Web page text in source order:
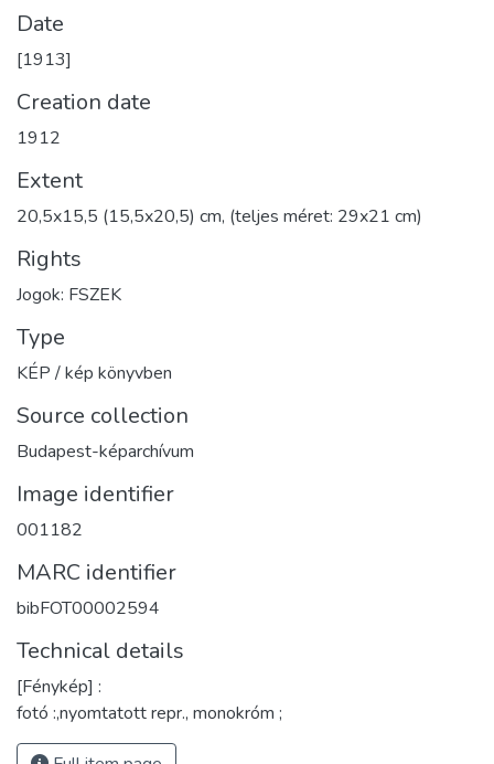
Date
[1913]
Creation date
1912
Extent
20,5x15,5 (15,5x20,5) cm, (teljes méret: 29x21 cm)
Rights
Jogok: FSZEK
Type
KÉP / kép könyvben
Source collection
Budapest-képarchívum
Image identifier
001182
MARC identifier
bibFOT00002594
Technical details
[Fénykép] :
fotó :,nyomtatott repr., monokróm ;